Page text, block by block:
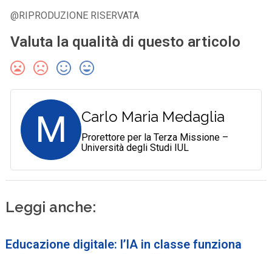
@RIPRODUZIONE RISERVATA
Valuta la qualità di questo articolo
M Carlo Maria Medaglia
Prorettore per la Terza Missione –
Università degli Studi IUL
Leggi anche:
Educazione digitale: l’IA in classe funziona